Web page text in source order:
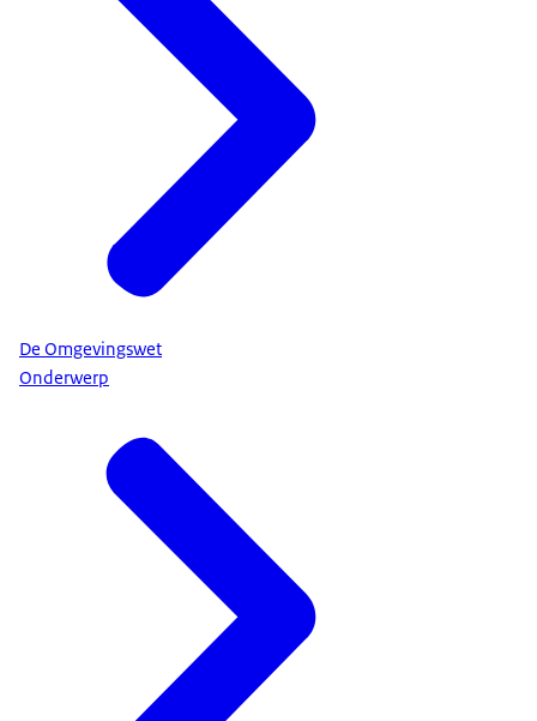
De Omgevingswet
Onderwerp